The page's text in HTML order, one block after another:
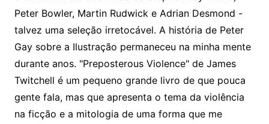
Peter Bowler, Martin Rudwick e Adrian Desmond -
talvez uma seleção irretocável. A história de Peter
Gay sobre a Ilustração permaneceu na minha mente
durante anos. "Preposterous Violence" de James
Twitchell é um pequeno grande livro de que pouca
gente fala, mas que apresenta o tema da violência
na ficção e a mitologia de uma forma que me